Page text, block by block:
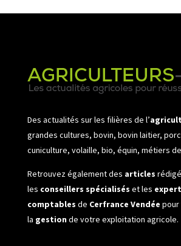
Des actualités sur les filières de l’
grandes cultures, bovin, bovin laitier,
cuniculture, volaille, bio, équin, métiers
Retrouvez également des articles
les conseillers spécialisés et les
comptables de Cerfrance Vendée pour
la gestionde votre exploitation agricole.